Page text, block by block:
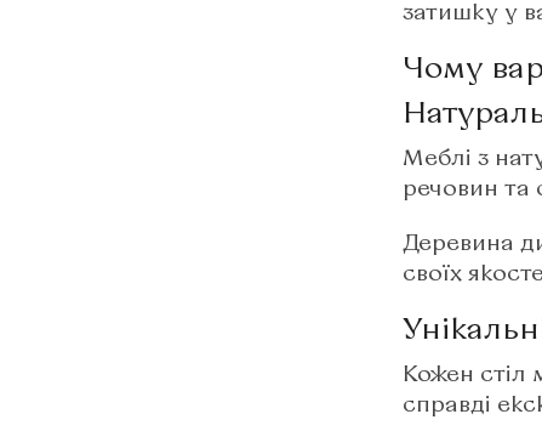
затишку у
Чому
Меблі з
речовин та
Деревина
своїх
Кожен стіл
справді